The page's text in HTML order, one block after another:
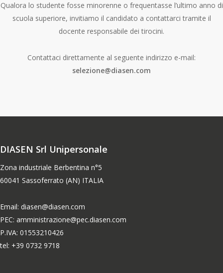
Qualora lo studente fosse minorenne o frequentasse l’ultimo anno di
scuola superiore, invitiamo il candidato a contattarci tramite il
docente responsabile dei tirocini.
Contattaci direttamente al seguente indirizzo e-mail:
selezione@diasen.com
DIASEN Srl Unipersonale
Zona industriale Berbentina n°5
60041 Sassoferrato (AN) ITALIA
Email: diasen@diasen.com
PEC: amministrazione@pec.diasen.com
P.IVA: 01553210426
tel: +39 0732 9718